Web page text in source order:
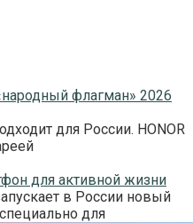
флагман» 2026
для России. HONOR
для активной жизни
в России новый
для